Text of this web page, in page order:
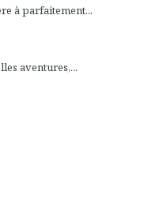
à parfaitement...
aventures,...